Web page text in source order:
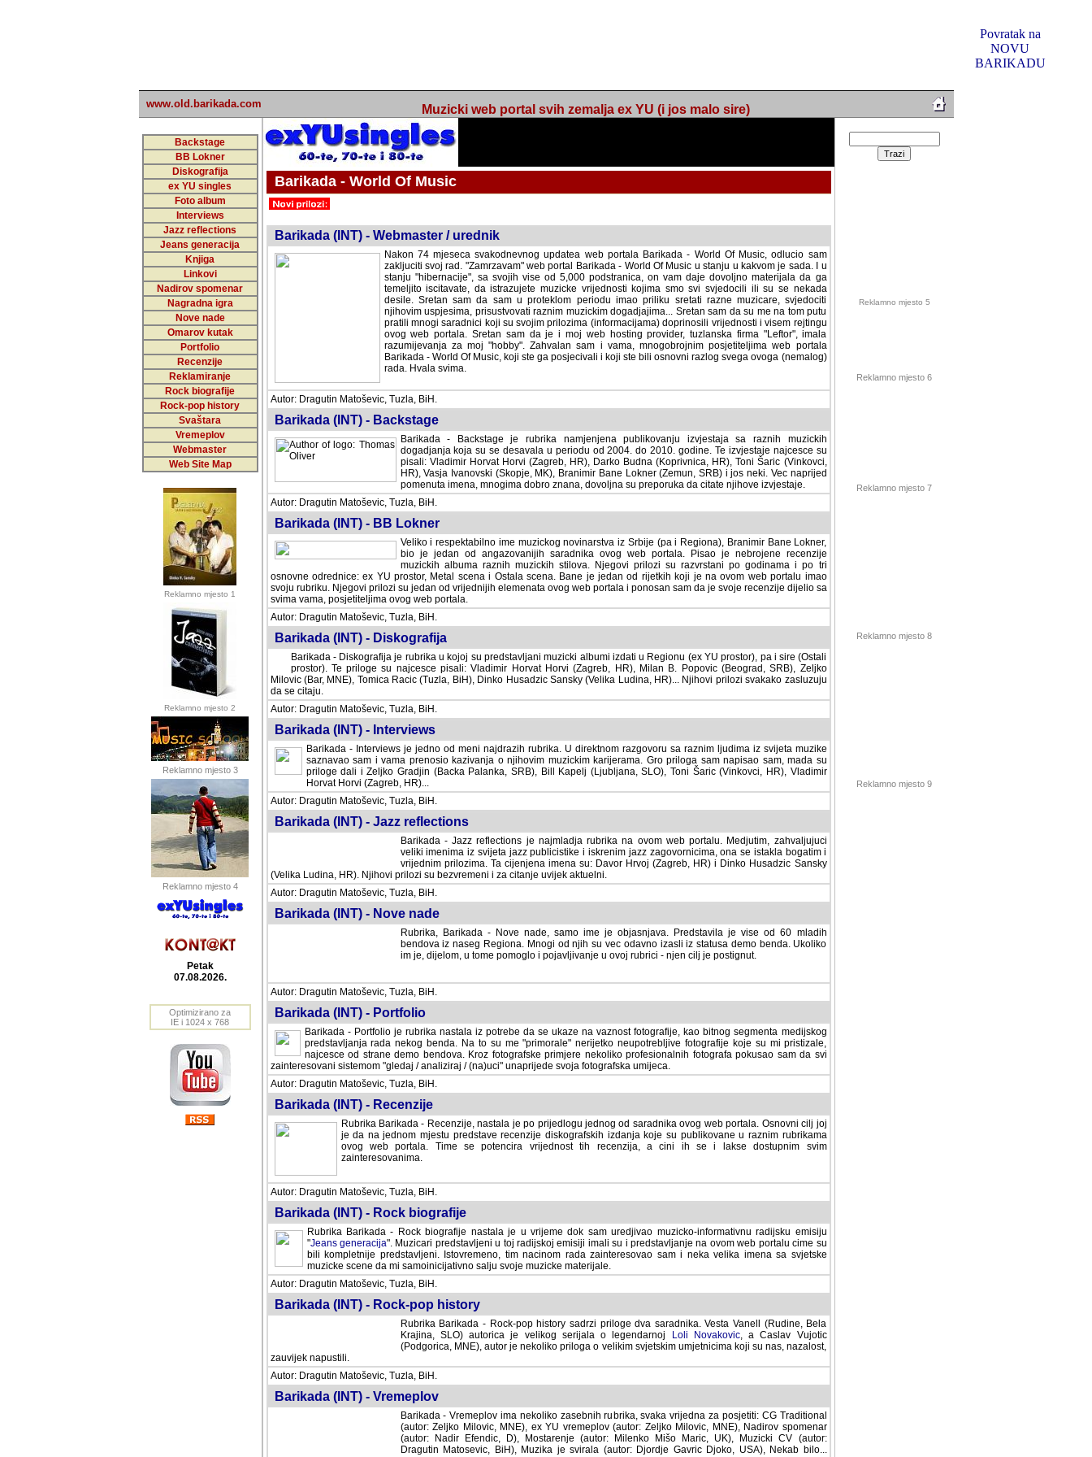
Povratak na
NOVU
BARIKADU
www.old.barikada.com Muzicki web portal svih zemalja ex YU (i jos malo sire)
Backstage
BB Lokner
Diskografija
ex YU singles
Foto album
Interviews
Jazz reflections
Jeans generacija
Knjiga
Linkovi
Nadirov spomenar
Nagradna igra
Nove nade
Omarov kutak
Portfolio
Recenzije
Reklamiranje
Rock biografije
Rock-pop history
Svaštara
Vremeplov
Webmaster
Web Site Map
Reklamno mjesto 1
Reklamno mjesto 2
Reklamno mjesto 3
Reklamno mjesto 4
Petak
07.08.2026.
Optimizirano za
IE i 1024 x 768
Barikada - World Of Music
Barikada (INT) - Webmaster / urednik
Nakon 74 mjeseca svakodnevnog updatea web portala Barikada - World Of Music, odlucio sam
zakljuciti svoj rad. "Zamrzavam" web portal Barikada - World Of Music u stanju u kakvom je sada. I u
stanju "hibernacije", sa svojih vise od 5,000 podstranica, on vam daje dovoljno materijala da ga
temeljito iscitavate, da istrazujete muzicke vrijednosti kojima smo svi svjedocili ili su se nekada desile.
Sretan sam da sam u proteklom periodu imao priliku sretati razne muzicare, svjedociti njihovim
uspjesima, prisustvovati raznim muzickim dogadjajima... Sretan sam da su me na tom putu pratili
mnogi saradnici koji su svojim prilozima (informacijama) doprinosili vrijednosti i visem rejtingu ovog
web portala. Sretan sam da je i moj web hosting provider, tuzlanska firma "Leftor", imala
razumijevanja za moj "hobby". Zahvalan sam i vama, mnogobrojnim posjetiteljima web portala
Barikada - World Of Music, koji ste ga posjecivali i koji ste bili osnovni razlog svega ovoga (nemalog)
rada. Hvala svima.
Autor: Dragutin Matoševic, Tuzla, BiH.
Barikada (INT) - Backstage
Barikada - Backstage je rubrika namjenjena publikovanju izvjestaja sa raznih muzickih
dogadjanja koja su se desavala u periodu od 2004. do 2010. godine. Te izvjestaje najcesce su
pisali: Vladimir Horvat Horvi (Zagreb, HR), Darko Budna (Koprivnica, HR), Toni Šaric (Vinkovci,
HR), Vasja Ivanovski (Skopje, MK), Branimir Bane Lokner (Zemun, SRB) i jos neki. Vec naprijed
pomenuta imena, mnogima dobro znana, dovoljna su preporuka da citate njihove izvjestaje.
Autor: Dragutin Matoševic, Tuzla, BiH.
Barikada (INT) - BB Lokner
Veliko i respektabilno ime muzickog novinarstva iz Srbije (pa i Regiona), Branimir Bane Lokner,
bio je jedan od angazovanijih saradnika ovog web portala. Pisao je nebrojene recenzije muzickih
albuma raznih muzickih stilova. Njegovi prilozi su razvrstani po godinama i po tri osnovne
odrednice: ex YU prostor, Metal scena i Ostala scena. Bane je jedan od rijetkih koji je na ovom web portalu imao svoju rubriku.
Njegovi prilozi su jedan od vrijednijih elemenata ovog web portala i ponosan sam da je svoje recenzije dijelio sa svima vama,
posjetiteljima ovog web portala.
Autor: Dragutin Matoševic, Tuzla, BiH.
Barikada (INT) - Diskografija
Barikada - Diskografija je rubrika u kojoj su predstavljani muzicki albumi izdati u Regionu (ex YU prostor), pa i sire (Ostali
prostor). Te priloge su najcesce pisali: Vladimir Horvat Horvi (Zagreb, HR), Milan B. Popovic (Beograd, SRB), Zeljko Milovic
(Bar, MNE), Tomica Racic (Tuzla, BiH), Dinko Husadzic Sansky (Velika Ludina, HR)... Njihovi prilozi svakako zasluzuju da se
citaju.
Autor: Dragutin Matoševic, Tuzla, BiH.
Barikada (INT) - Interviews
Barikada - Interviews je jedno od meni najdrazih rubrika. U direktnom razgovoru sa raznim ljudima iz svijeta muzike
saznavao sam i vama prenosio kazivanja o njihovim muzickim karijerama. Gro priloga sam napisao sam, mada su
priloge dali i Zeljko Gradjin (Backa Palanka, SRB), Bill Kapelj (Ljubljana, SLO), Toni Šaric (Vinkovci, HR), Vladimir
Horvat Horvi (Zagreb, HR)...
Autor: Dragutin Matoševic, Tuzla, BiH.
Barikada (INT) - Jazz reflections
Barikada - Jazz reflections je najmladja rubrika na ovom web portalu. Medjutim, zahvaljujuci veliki
imenima iz svijeta jazz publicistike i iskrenim jazz zagovornicima, ona se istakla bogatim i
vrijednim prilozima. Ta cijenjena imena su: Davor Hrvoj (Zagreb, HR) i Dinko Husadzic Sansky
(Velika Ludina, HR). Njihovi prilozi su bezvremeni i za citanje uvijek aktuelni.
Autor: Dragutin Matoševic, Tuzla, BiH.
Barikada (INT) - Nove nade
Rubrika, Barikada - Nove nade, samo ime je objasnjava. Predstavila je vise od 60 mladih
bendova iz naseg Regiona. Mnogi od njih su vec odavno izasli iz statusa demo benda. Ukoliko im
je, dijelom, u tome pomoglo i pojavljivanje u ovoj rubrici - njen cilj je postignut.
Autor: Dragutin Matoševic, Tuzla, BiH.
Barikada (INT) - Portfolio
Barikada - Portfolio je rubrika nastala iz potrebe da se ukaze na vaznost fotografije, kao bitnog segmenta medijskog
predstavljanja rada nekog benda. Na to su me "primorale" nerijetko neupotrebljive fotografije koje su mi pristizale,
najcesce od strane demo bendova. Kroz fotografske primjere nekoliko profesionalnih fotografa pokusao sam da svi
zainteresovani sistemom "gledaj / analiziraj / (na)uci" unaprijede svoja fotografska umijeca.
Autor: Dragutin Matoševic, Tuzla, BiH.
Barikada (INT) - Recenzije
Rubrika Barikada - Recenzije, nastala je po prijedlogu jednog od saradnika ovog web portala. Osnovni cilj joj
je da na jednom mjestu predstave recenzije diskografskih izdanja koje su publikovane u raznim rubrikama
ovog web portala. Time se potencira vrijednost tih recenzija, a cini ih se i lakse dostupnim svim
zainteresovanima.
Autor: Dragutin Matoševic, Tuzla, BiH.
Barikada (INT) - Rock biografije
Rubrika Barikada - Rock biografije nastala je u vrijeme dok sam uredjivao muzicko-informativnu radijsku emisiju
"Jeans generacija". Muzicari predstavljeni u toj radijskoj emisiji imali su i predstavljanje na ovom web portalu cime su
bili kompletnije predstavljeni. Istovremeno, tim nacinom rada zainteresovao sam i neka velika imena sa svjetske
muzicke scene da mi samoinicijativno salju svoje muzicke materijale.
Autor: Dragutin Matoševic, Tuzla, BiH.
Barikada (INT) - Rock-pop history
Rubrika Barikada - Rock-pop history sadrzi priloge dva saradnika. Vesta Vanell (Rudine, Bela
Krajina, SLO) autorica je velikog serijala o legendarnoj
Loli Novakovic, a Caslav Vujotic
(Podgorica, MNE), autor je nekoliko priloga o velikim svjetskim umjetnicima koji su nas, nazalost,
zauvijek napustili.
Autor: Dragutin Matoševic, Tuzla, BiH.
Barikada (INT) - Vremeplov
Barikada - Vremeplov ima nekoliko zasebnih rubrika, svaka vrijedna za posjetiti: CG Traditional
(autor: Zeljko Milovic, MNE), ex YU vremeplov (autor: Zeljko Milovic, MNE), Nadirov spomenar
(autor: Nadir Efendic, D), Mostarenje (autor: Milenko Mišo Maric, UK), Muzicki CV (autor: Dragutin
Matosevic, BiH), Muzika je svirala (autor: Djordje Gavric Djoko, USA), Nekab bilo... (autor: